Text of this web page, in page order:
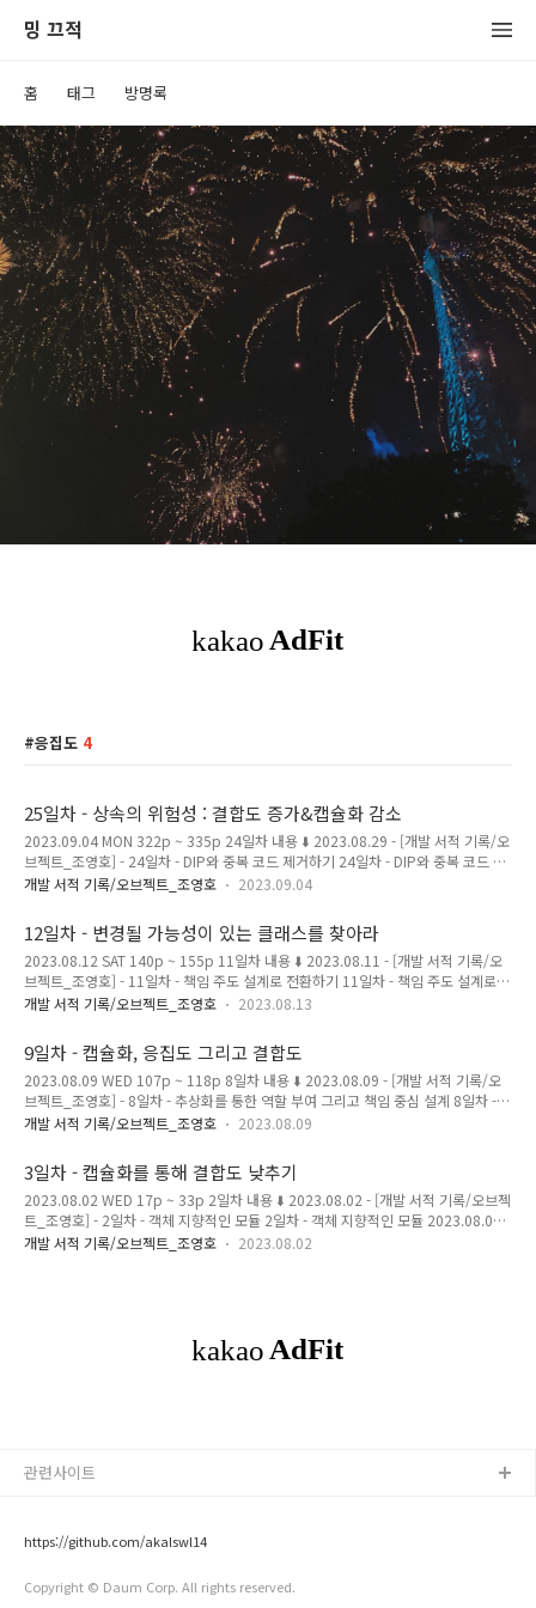
밍 끄적
홈 태그 방명록
응집도 4
25일차 - 상속의 위험성 : 결합도 증가&캡슐화 감소
2023.09.04 MON 322p ~ 335p 24일차 내용 ⬇️ 2023.08.29 - [개발 서적 기록/오
브젝트_조영호] - 24일차 - DIP와 중복 코드 제거하기 24일차 - DIP와 중복 코드 제
거하기 2023.08.29 TUE 300p ~ 322p 23일차 내용 ⬇️ 2023.08.25 - [개발 서적
FRI 289p ~ 304p 22일차 내용 ⬇️ 2023.08.24 - [개발 서적 기록/오 magenta-
ming.tistory.com 상속은 결합도를 높이고 캡슐화를 떨어트린다 상속은 자식 클래
스를 점진적으로 추가해서 기능을 확장할 수 있다. 반면 높은 결합도를 만들어서 부
모 클래스를 점진적으로..
개발 서적 기록/오브젝트_조영호 2023.09.04
12일차 - 변경될 가능성이 있는 클래스를 찾아라
2023.08.12 SAT 140p ~ 155p 11일차 내용 ⬇️ 2023.08.11 - [개발 서적 기록/오
브젝트_조영호] - 11일차 - 책임 주도 설계로 전환하기 11일차 - 책임 주도 설계로
전환하기 2023.08.11 FRI 130p ~ 141p 10일차 내용 ⬇️ 2023.08.10 - [개발 서적
숨긴다 10일차 - 진정한 캡슐화는 변경 가능한 모든 magenta-ming.tistory.com
여러 대안이 존재할 때는, 응집도와 결합도를 고려하라 책임을 할당할 때는, 책임을
수행할 정보를 알고 있는 객체에게 책임을 할당하는 것이 첫번째 원칙이다. ( 이것이
INFORMATION EXPERT 패턴이다. ) ..
개발 서적 기록/오브젝트_조영호 2023.08.13
9일차 - 캡슐화, 응집도 그리고 결합도
2023.08.09 WED 107p ~ 118p 8일차 내용 ⬇️ 2023.08.09 - [개발 서적 기록/오
브젝트_조영호] - 8일차 - 추상화를 통한 역할 부여 그리고 책임 중심 설계 8일차 -
추상화를 통한 역할 부여 그리고 책임 중심 설계 2023.08.08 TUE 90p ~ 107p 7일
적합한 역할 7일차 - 적절한 책임과 적합한 역할 2023.08.07 MON 77p ~ 91p 6일
차 내용 ⬇️ 2023.0 magenta-ming.tistory.com 캡슐화 객체를 사용하면 변경 가능
성이 높은 부분은 내부에 숨기고 외부에는 상대적으로 안정적인 부분만 공개함으로
써, 변경의 여파를 통제할 수 있다..
개발 서적 기록/오브젝트_조영호 2023.08.09
3일차 - 캡슐화를 통해 결합도 낮추기
2023.08.02 WED 17p ~ 33p 2일차 내용 ⬇️ 2023.08.02 - [개발 서적 기록/오브젝
트_조영호] - 2일차 - 객체 지향적인 모듈 2일차 - 객체 지향적인 모듈 2023.08.01
TUE 2p ~ 16p 1일차 내용 ⬇️ 2023.07.31 - [개발 서적 기록/오브젝트_조영호] - 1
로 만들어야한다. 이를 통해, 변경에 취약하지 않..
개발 서적 기록/오브젝트_조영호 2023.08.02
https://github.com/akalswl14
Copyright © Daum Corp. All rights reserved.
관련사이트